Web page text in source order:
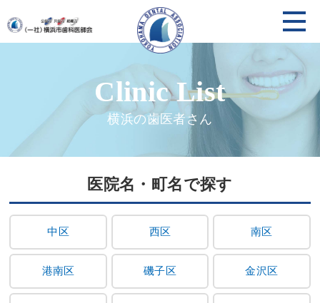
横浜の歯医者さん
医院名・町名で探す
中区 西区 南区
港南区 磯子区 金沢区